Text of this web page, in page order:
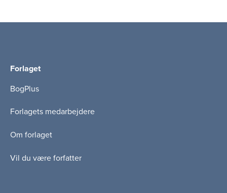
Forlaget
BogPlus
Forlagets medarbejdere
Om forlaget
Vil du være forfatter